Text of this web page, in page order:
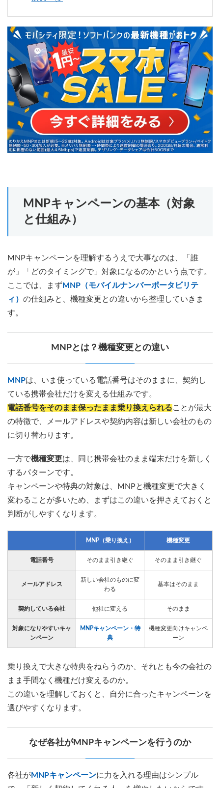
MNPキャンペーンの基本（対象
と仕組み）
MNPキャンペーンを理解するうえで大事なのは、「誰
が」「どのタイミングで」対象になるのかという点です。
ここでは、まずMNP（モバイルナンバーポータビリテ
ィ） の仕組みと、機種変更との違いから整理していきま
す。
MNPとは？機種変更との違い
MNPは、いま使っている電話番号はそのままに、契約し
ている携帯会社だけを変える仕組みです。
電話番号をそのまま保ったまま乗り換えられることが最大
の特徴で、メールアドレスや契約内容は新しい会社のもの
に切り替わります。
一方で機種変更は、同じ携帯会社のまま端末だけを新しく
するパターンです。
キャンペーンや特典の対象は、MNPと機種変更で大きく
変わることが多いため、まずはこの違いを押さえておくと
判断がしやすくなります。
MNP（乗り換え） 機種変更
電話番号 そのまま引き継ぐ そのまま引き継ぐ
メールアドレス
新しい会社のものに変
わる
基本はそのまま
契約している会社 他社に変える そのまま
対象になりやすいキャ
ンペーン
MNPキャンペーン・特
典
機種変更向けキャンペ
ーン
乗り換えで大きな特典をねらうのか、それとも今の会社の
まま手間なく機種だけ変えるのか。
この違いを理解しておくと、自分に合ったキャンペーンを
選びやすくなります。
なぜ各社がMNPキャンペーンを行うのか
各社がMNPキャンペーンに力を入れる理由はシンプル